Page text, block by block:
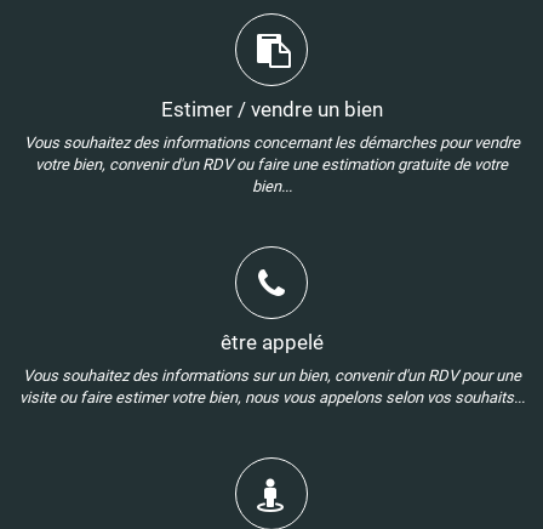
Estimer / vendre un bien
Vous souhaitez des informations concernant les démarches pour vendre
votre bien, convenir d'un RDV ou faire une estimation gratuite de votre
bien...
être appelé
Vous souhaitez des informations sur un bien, convenir d'un RDV pour une
visite ou faire estimer votre bien, nous vous appelons selon vos souhaits...